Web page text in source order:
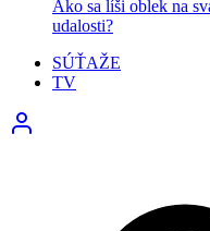
Ako sa líši oblek na
udalosti?
SÚŤAŽE
TV